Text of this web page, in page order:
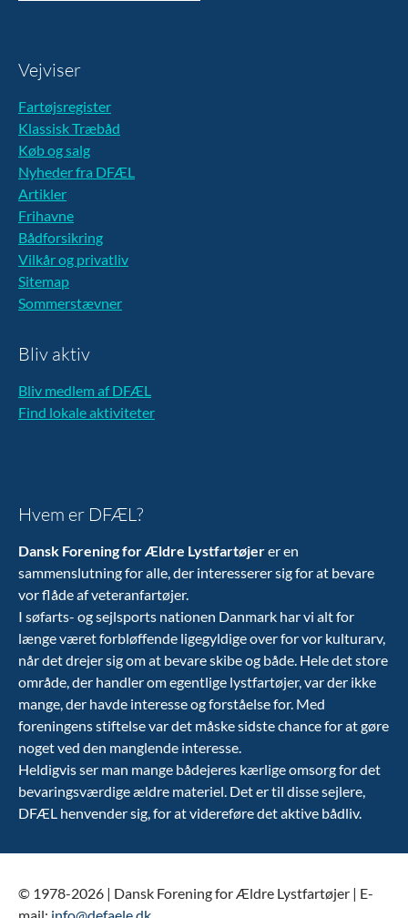
Vejviser
Fartøjsregister
Klassisk Træbåd
Køb og salg
Nyheder fra DFÆL
Artikler
Frihavne
Bådforsikring
Vilkår og privatliv
Sitemap
Sommerstævner
Bliv aktiv
Bliv medlem af DFÆL
Find lokale aktiviteter
Hvem er DFÆL?
Dansk Forening for Ældre Lystfartøjerer en
sammenslutning for alle, der interesserer sig for at bevare
vor flåde af veteranfartøjer.
I søfarts- og sejlsports nationen Danmark har vi alt for
længe været forbløffende ligegyldige over for vor kulturarv,
når det drejer sig om at bevare skibe og både. Hele det store
område, der handler om egentlige lystfartøjer, var der ikke
mange, der havde interesse og forståelse for. Med
foreningens stiftelse var det måske sidste chance for at gøre
noget ved den manglende interesse.
Heldigvis ser man mange bådejeres kærlige omsorg for det
bevaringsværdige ældre materiel. Det er til disse sejlere,
DFÆL henvender sig, for at videreføre det aktive bådliv.
© 1978-2026 | Dansk Forening for Ældre Lystfartøjer | E-